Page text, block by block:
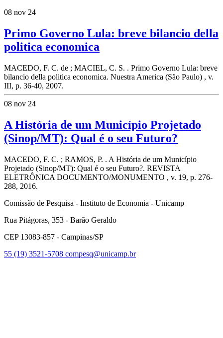
08 nov 24
Primo Governo Lula: breve bilancio della
politica economica
MACEDO, F. C. de ; MACIEL, C. S. . Primo Governo Lula: breve
bilancio della politica economica. Nuestra America (São Paulo) , v.
III, p. 36-40, 2007.
08 nov 24
A História de um Município Projetado
(Sinop/MT): Qual é o seu Futuro?
MACEDO, F. C. ; RAMOS, P. . A História de um Município
Projetado (Sinop/MT): Qual é o seu Futuro?. REVISTA
ELETRÔNICA DOCUMENTO/MONUMENTO , v. 19, p. 276-
288, 2016.
Comissão de Pesquisa - Instituto de Economia - Unicamp
Rua Pitágoras, 353 - Barão Geraldo
CEP 13083-857 - Campinas/SP
55 (19) 3521-5708 compesq@unicamp.br